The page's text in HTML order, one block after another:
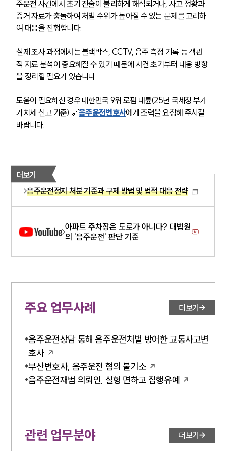
법률정보
법률지식인
업무분야
음주교통사고대응부 업무
공지사항
법률 블로그
법률서식
뉴스레터/브로슈어
대륜법률상담예약
대륜법률상담예약
주운전 사건에서 초기 진술이 불리하게 해석되거나, 사고 정황과
증거 자료가 충돌하여 처벌 수위가 높아질 수 있는 문제를 고려하
여 대응을 진행합니다.
실제 조사 과정에서는 블랙박스, CCTV, 음주 측정 기록 등 객관
적 자료 분석이 중요해질 수 있기 때문에 사건 초기부터 대응 방향
을 정리할 필요가 있습니다.
도움이 필요하신 경우 대한민국 9위 로펌 대륜(25년 국세청 부가
가치세 신고 기준) 🔗음주운전변호사에게 조력을 요청해 주시길
바랍니다.
더보기
음주운전정지 처분 기준과 구제 방법 및 법적 대응 전략
아파트 주차장은 도로가 아니다? 대법원
의 '음주운전' 판단 기준
주요 업무사례 더보기
음주운전상담 통해 음주운전처벌 방어한 교통사고변
호사
부산변호사, 음주운전 혐의 불기소
음주운전재범 의뢰인, 실형 면하고 집행유예
관련 업무분야 더보기